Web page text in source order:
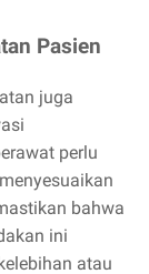
Pasien
juga
perlu
bahwa
ini
atau